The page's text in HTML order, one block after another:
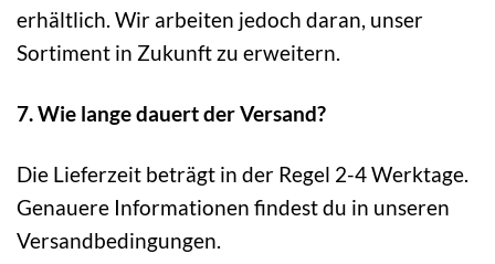
erhältlich. Wir arbeiten jedoch daran, unser
Sortiment in Zukunft zu erweitern.
7. Wie lange dauert der Versand?
Die Lieferzeit beträgt in der Regel 2-4 Werktage.
Genauere Informationen findest du in unseren
Versandbedingungen.